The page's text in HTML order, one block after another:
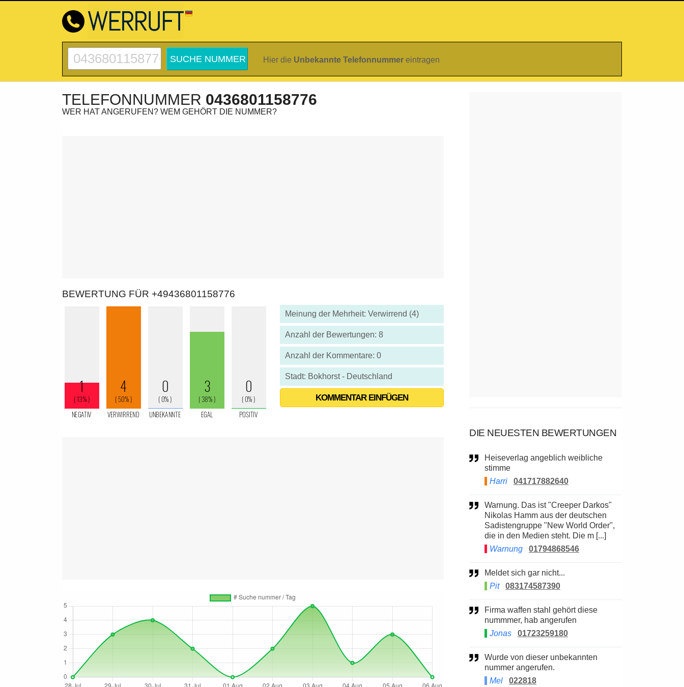
Hier die Unbekannte Telefonnummer eintragen
TELEFONNUMMER 0436801158776
WER HAT ANGERUFEN? WEM GEHÖRT DIE NUMMER?
BEWERTUNG FÜR +49436801158776
Meinung der Mehrheit: Verwirrend (4)
Anzahl der Bewertungen: 8
Anzahl der Kommentare: 0
Stadt: Bokhorst - Deutschland
KOMMENTAR EINFÜGEN
DIE NEUESTEN BEWERTUNGEN
Heiseverlag angeblich weibliche
stimme
Harri
041717882640
Warnung. Das ist "Creeper Darkos"
Nikolas Hamm aus der deutschen
Sadistengruppe "New World Order",
die in den Medien steht. Die m [...]
Warnung
01794868546
Meldet sich gar nicht...
Pit
083174587390
Firma waffen stahl gehört diese
nummmer, hab angerufen
Jonas
01723259180
Wurde von dieser unbekannten
nummer angerufen.
Mel
022818